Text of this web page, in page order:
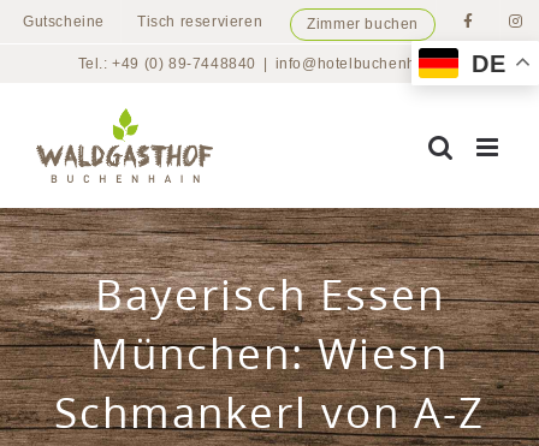
ZumGutscheine Tisch reservieren Zimmer buchen
Tel.: +49 (0) 89-7448840 info@hotelbuchenhain.de
Bayerisch Essen
München: Wiesn
Schmankerl von A-Z
DE